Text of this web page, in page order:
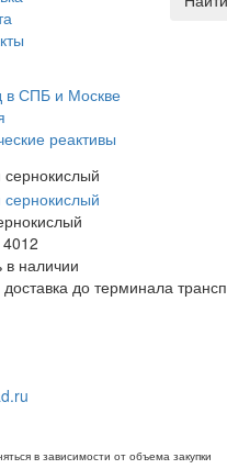
в СПБ и Москве
реактивы
в наличии
до терминала
в зависимости от объема закупки